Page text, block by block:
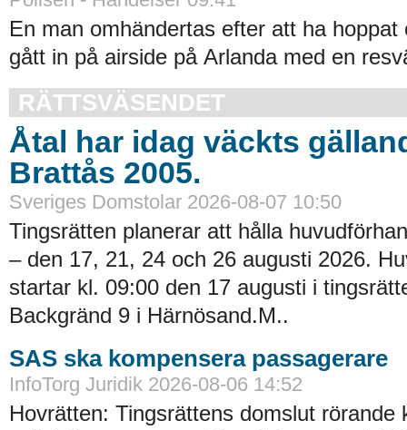
En man omhändertas efter att ha
gått in på airside på Arlanda med en
RÄTTSVÄSENDET
Åtal har idag väckts
Brattås 2005.
Sveriges Domstolar 2026-08-07 10:50
Tingsrätten planerar att hålla
– den 17, 21, 24 och 26 augusti 2026.
startar kl. 09:00 den 17 augusti i
Backgränd 9 i Härnösand.M..
SAS ska kompensera passagerare
InfoTorg Juridik 2026-08-06 14:52
Hovrätten: Tingsrättens domslut rörande